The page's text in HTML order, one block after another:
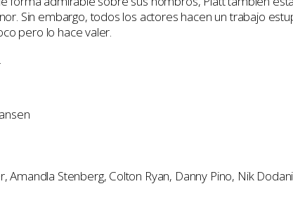
Sin embargo, todos los actores hacen un trabajo
pero lo hace valer.
Amandla Stenberg, Colton Ryan, Danny Pino, Nik